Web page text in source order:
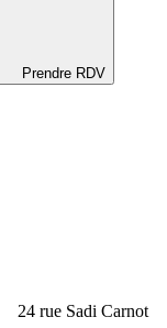
Prendre RDV
24 rue Sadi Carnot